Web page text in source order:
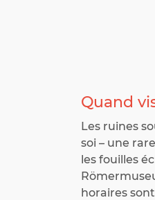
Quand
Les ruines
soi – une
les fouilles
horaires